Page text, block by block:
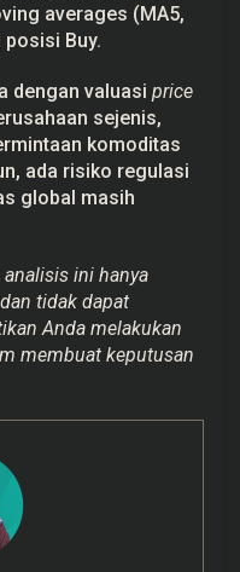
averages (MA5,
posisi Buy.
dengan valuasi price
sejenis,
komoditas
ada risiko regulasi
global masih
ini hanya
tidak dapat
Anda melakukan
membuat keputusan